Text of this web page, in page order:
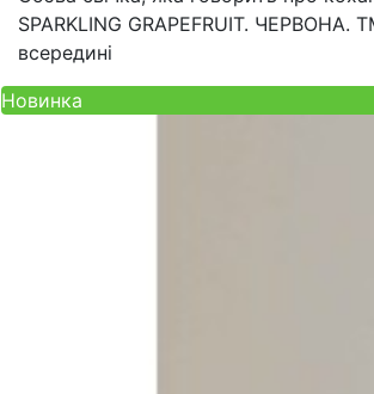
SPARKLING GRAPEFRUIT. ЧЕРВОНА.
всередині
Новинка